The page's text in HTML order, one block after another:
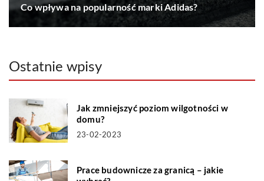
Co wpływa na popularność marki Adidas?
Ostatnie wpisy
Jak zmniejszyć poziom wilgotności w
domu?
23-02-2023
Prace budownicze za granicą – jakie